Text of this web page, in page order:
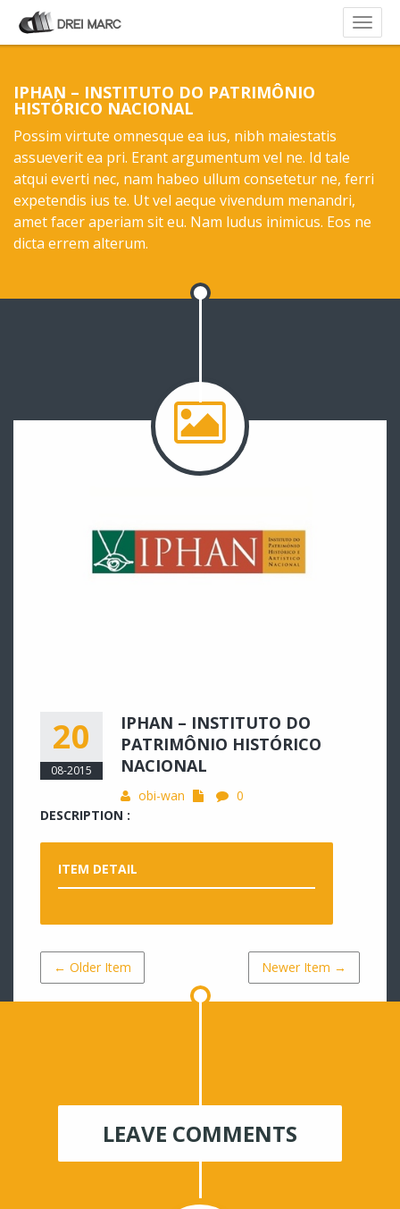
IPHAN – INSTITUTO DO PATRIMÔNIO
HISTÓRICO NACIONAL
Possim virtute omnesque ea ius, nibh maiestatis
assueverit ea pri. Erant argumentum vel ne. Id tale
atqui everti nec, nam habeo ullum consetetur ne, ferri
expetendis ius te. Ut vel aeque vivendum menandri,
amet facer aperiam sit eu. Nam ludus inimicus. Eos ne
dicta errem alterum.
20
08-2015
IPHAN – INSTITUTO DO
PATRIMÔNIO HISTÓRICO
NACIONAL
obi-wan
0
DESCRIPTION :
ITEM DETAIL
← Older Item Newer Item →
LEAVE COMMENTS